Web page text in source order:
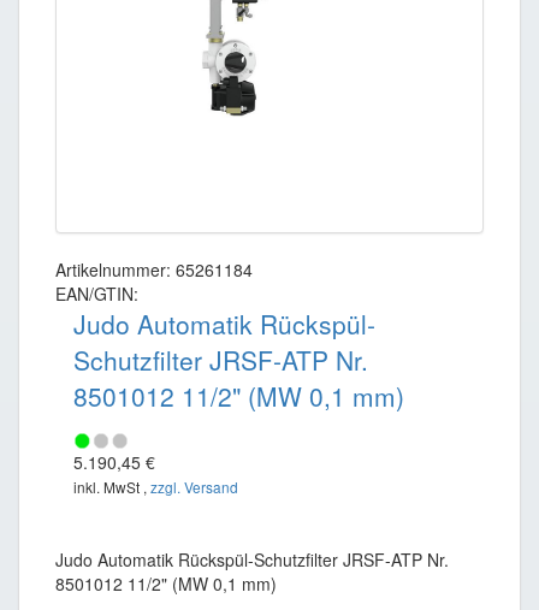
Artikelnummer: 65261184
EAN/GTIN:
Judo Automatik Rückspül-
Schutzfilter JRSF-ATP Nr.
8501012 11/2" (MW 0,1 mm)
5.190,45 €
inkl. MwSt , zzgl. Versand
Judo Automatik Rückspül-Schutzfilter JRSF-ATP Nr.
8501012 11/2" (MW 0,1 mm)